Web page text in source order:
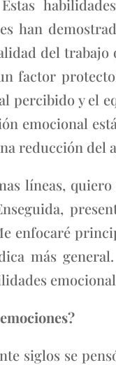
Estas
han
del
factor
percibido y el
emocional
reducción del
líneas,
enfocaré
más
siglos se